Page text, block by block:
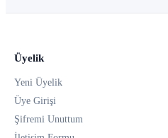
Üyelik
Yeni Üyelik
Üye Girişi
Şifremi Unuttum